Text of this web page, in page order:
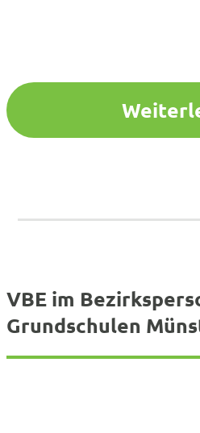
VBE im
Grundschulen